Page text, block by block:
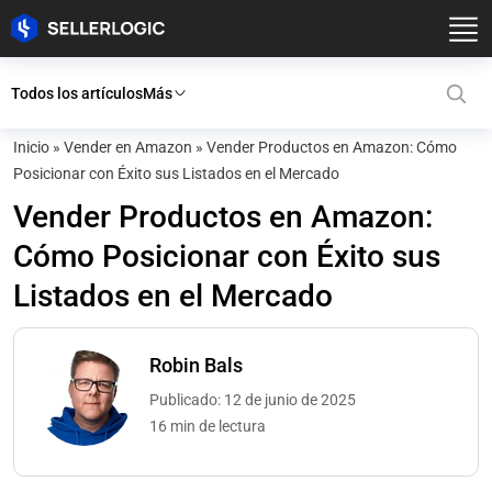
Todos los artículosMás
Inicio » Vender en Amazon » Vender Productos en Amazon: Cómo
Posicionar con Éxito sus Listados en el Mercado
Vender Productos en Amazon:
Cómo Posicionar con Éxito sus
Listados en el Mercado
Robin Bals
Publicado: 12 de junio de 2025
16 min de lectura